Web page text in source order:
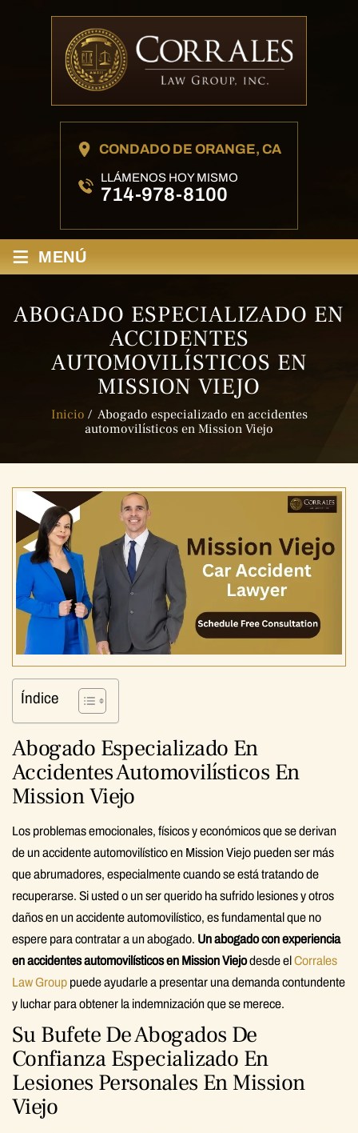
CONDADO DE ORANGE, CA
LLÁMENOS HOY MISMO
714-978-8100
≡ MENÚ
ABOGADO ESPECIALIZADO EN
ACCIDENTES
AUTOMOVILÍSTICOS EN
MISSION VIEJO
Inicio / Abogado especializado en accidentes
automovilísticos en Mission Viejo
Índice
Abogado Especializado En
Accidentes Automovilísticos En
Mission Viejo
Los problemas emocionales, físicos y económicos que se derivan
de un accidente automovilístico en Mission Viejo pueden ser más
que abrumadores, especialmente cuando se está tratando de
recuperarse. Si usted o un ser querido ha sufrido lesiones y otros
daños en un accidente automovilístico, es fundamental que no
espere para contratar a un abogado. Un abogado con experiencia
en accidentes automovilísticos en Mission Viejodesde elCorrales
Law Group puede ayudarle a presentar una demanda contundente
y luchar para obtener la indemnización que se merece.
Su Bufete De Abogados De
Confianza Especializado En
Lesiones Personales En Mission
Viejo